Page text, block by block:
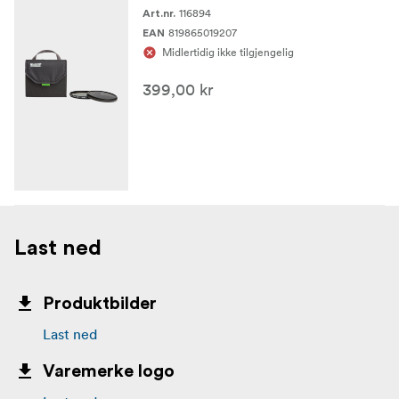
velocity-nylon, 3-lags limt nylontråd
forede filterlommer, lukket antioncelle-skum,
nylonbindende tape, 3-lags limt nylontråd
Art.nr. 116894
EAN 819865019207
Midlertidig ikke tilgjengelig
399,00 kr
Last ned
Produktbilder
Last ned
Varemerke logo